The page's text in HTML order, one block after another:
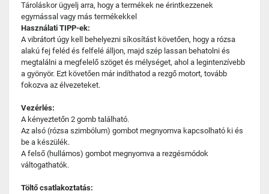
Tároláskor ügyelj arra, hogy a termékek ne érintkezzenek
egymással vagy más termékekkel
Használati TIPP-ek:
A vibrátort úgy kell behelyezni síkosítást követően, hogy a rózsa
alakú fej feléd és felfelé álljon, majd szép lassan behatolni és
megtalálni a megfelelő szöget és mélységet, ahol a legintenzívebb
a gyönyör. Ezt követően már indíthatod a rezgő motort, tovább
fokozva az élvezeteket.
Vezérlés:
A kényeztetőn 2 gomb található.
Az alsó (rózsa szimbólum) gombot megnyomva kapcsolható ki és
be a készülék.
A felső (hullámos) gombot megnyomva a rezgésmódok
váltogathatók.
Töltő csatlakoztatás: